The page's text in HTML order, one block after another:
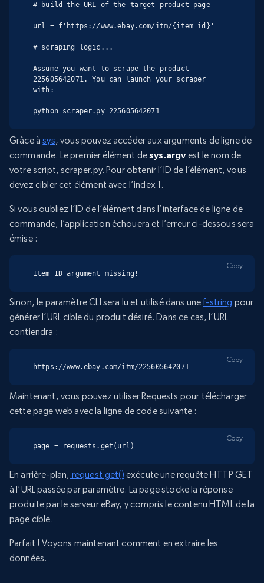
# build the URL of the target product page
url = f'https://www.ebay.com/itm/{item_id}'
# scraping logic...
Assume you want to scrape the product
225605642071. You can launch your scraper
with:
python scraper.py 225605642071
Grâce àsys, vous pouvez accéder aux arguments de ligne de
commande. Le premier élément desys.argvest le nom de
votre script, scraper.py. Pour obtenir l’ID de l’élément, vous
devez cibler cet élément avec l’index 1.
Si vous oubliez l’ID de l’élément dans l’interface de ligne de
commande, l’application échouera et l’erreur ci-dessous sera
émise :
Item ID argument missing!
Copy
Sinon, le paramètre CLI sera lu et utilisé dans une f-string pour
générer l’URL cible du produit désiré. Dans ce cas, l’URL
contiendra :
https://www.ebay.com/itm/225605642071
Copy
Maintenant, vous pouvez utiliser Requests pour télécharger
cette page web avec la ligne de code suivante :
page = requests.get(url)
Copy
En arrière-plan, request.get() exécute une requête HTTP GET
à l’URL passée par paramètre. La page stocke la réponse
produite par le serveur eBay, y compris le contenu HTML de la
page cible.
Parfait ! Voyons maintenant comment en extraire les
données.